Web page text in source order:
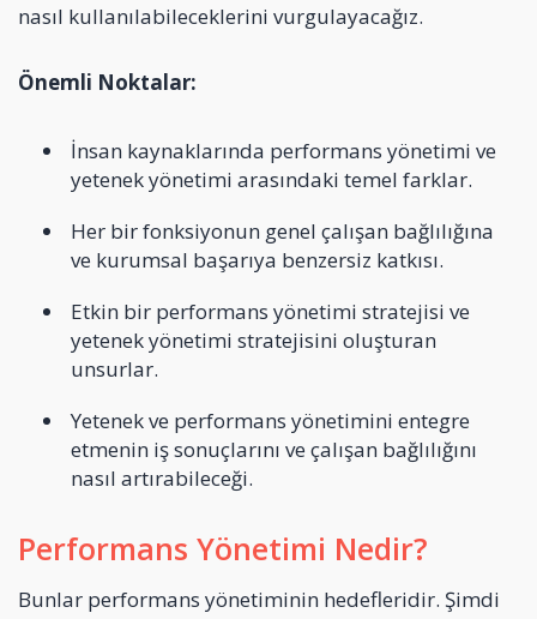
nasıl kullanılabileceklerini vurgulayacağız.
Önemli Noktalar:
İnsan kaynaklarında performans yönetimi ve
yetenek yönetimi arasındaki temel farklar.
Her bir fonksiyonun genel çalışan bağlılığına
ve kurumsal başarıya benzersiz katkısı.
Etkin bir performans yönetimi stratejisi ve
yetenek yönetimi stratejisini oluşturan
unsurlar.
Yetenek ve performans yönetimini entegre
etmenin iş sonuçlarını ve çalışan bağlılığını
nasıl artırabileceği.
Performans Yönetimi Nedir?
Bunlar performans yönetiminin hedefleridir. Şimdi